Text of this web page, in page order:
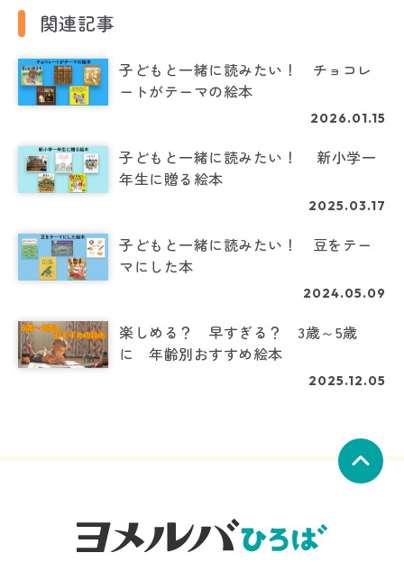
関連記事
子どもと一緒に読みたい！ チョコレ
ートがテーマの絵本
2026.01.15
子どもと一緒に読みたい！ 新小学一
年生に贈る絵本
2025.03.17
子どもと一緒に読みたい！ 豆をテー
マにした本
2024.05.09
楽しめる？ 早すぎる？ 3歳～5歳
に 年齢別おすすめ絵本
2025.12.05